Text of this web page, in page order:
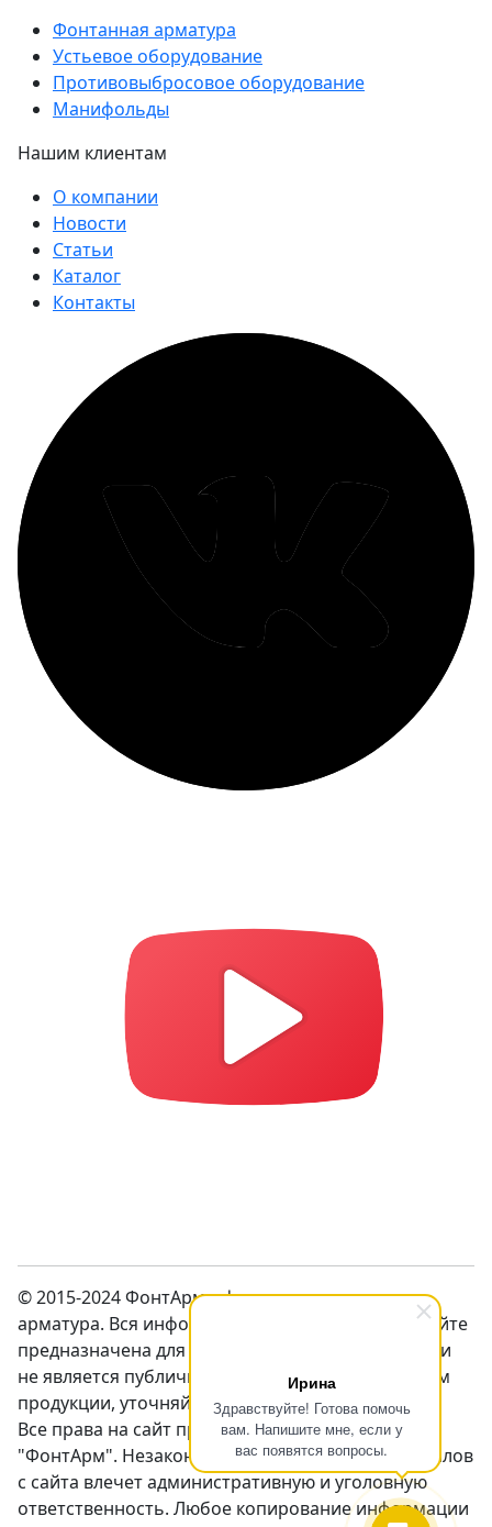
Ирина
Здравствуйте! Готова помочь
вам. Напишите мне, если у
вас появятся вопросы.
Фонтанная арматура
Устьевое оборудование
Противовыбросовое оборудование
Манифольды
Нашим клиентам
О компании
Новости
Статьи
Каталог
Контакты
© 2015-2024 ФонтАрм – фонтанная устьевая
арматура. Вся информация предсталенная на сайте
предназначена для ознакомления с продукцией и
не является публичной оффертой. Перед заказом
продукции, уточняйте цены у менеджеров.
Все права на сайт принадлежат компании
"ФонтАрм". Незаконное использование материалов
с сайта влечет административную и уголовную
ответственность. Любое копирование информации